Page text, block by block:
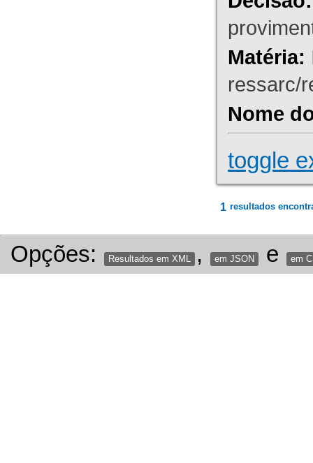
Matéria:
ressarc/
Nome
toggle
1 resultados
Opções: Resultados em XML , em JSON e em